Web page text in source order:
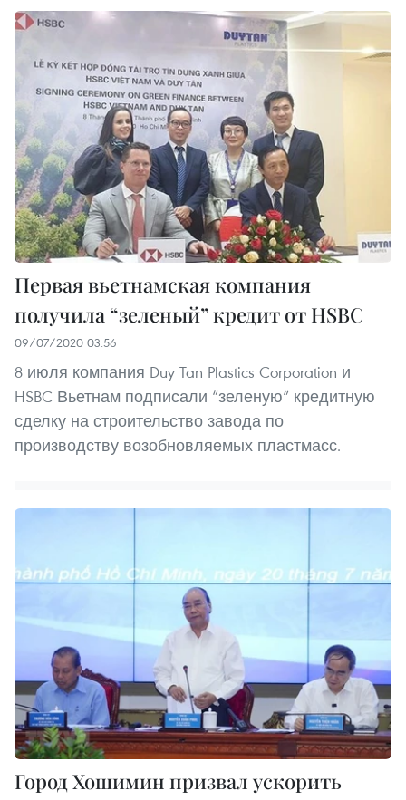
Первая вьетнамская компания
получила “зеленый” кредит от HSBC
09/07/2020 03:56
8 июля компания Duy Tan Plastics Corporation и
HSBC Вьетнам подписали “зеленую” кредитную
сделку на строительство завода по
производству возобновляемых пластмасс.
Город Хошимин призвал ускорить